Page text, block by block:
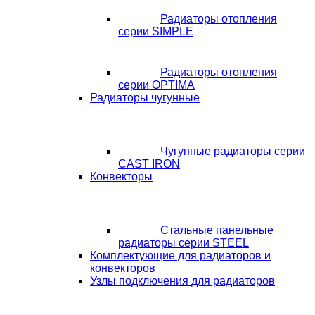
Радиаторы отопления
серии SIMPLE
Радиаторы отопления
серии OPTIMA
Радиаторы чугунные
Чугунные радиаторы серии
CAST IRON
Конвекторы
Стальные панельные
радиаторы серии STEEL
Комплектующие для радиаторов и
конвекторов
Узлы подключения для радиаторов